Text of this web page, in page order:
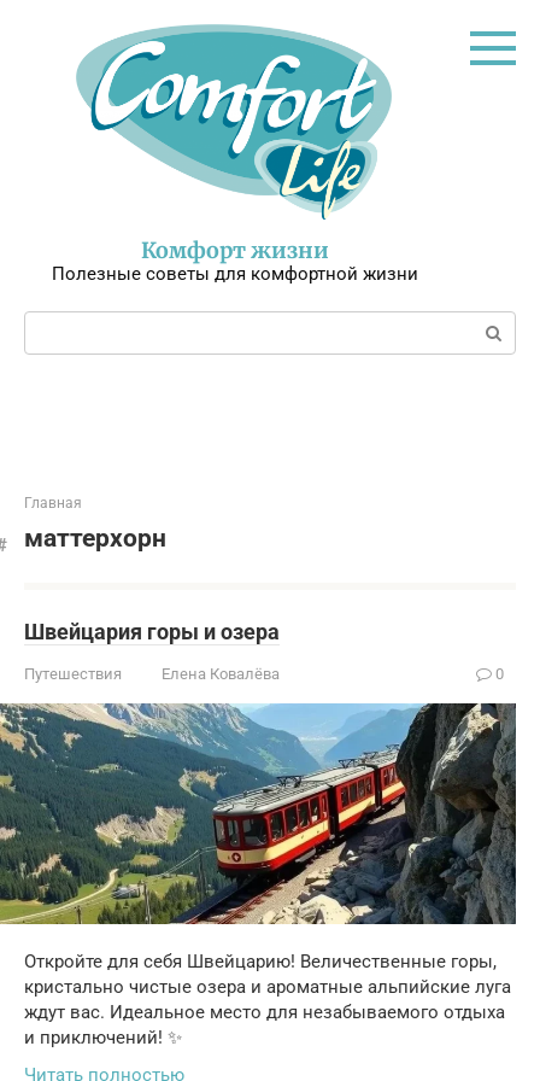
Комфорт жизни
Полезные советы для комфортной жизни
Поиск:
Главная
маттерхорн
Швейцария горы и озера
Путешествия Елена Ковалёва 0
Откройте для себя Швейцарию! Величественные горы,
кристально чистые озера и ароматные альпийские луга
ждут вас. Идеальное место для незабываемого отдыха
и приключений! ✨
Читать полностью